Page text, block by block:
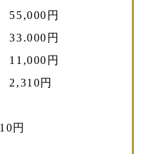
円
円
円
円
円